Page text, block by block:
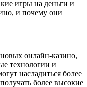
игры на деньги и
и почему они
онлайн-казино,
технологии и
насладиться более
более высокие